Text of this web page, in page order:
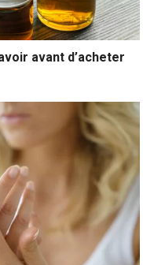
avant d’acheter